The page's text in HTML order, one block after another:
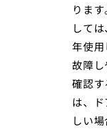
りま
して
年使
故障
確認
は、
しい